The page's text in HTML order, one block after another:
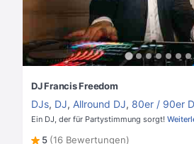
DJ Francis Freedom
DJs, DJ, Allround DJ, 80er / 90er
Ein DJ, der für Partystimmung sorgt!
5 (16 Bewertungen)